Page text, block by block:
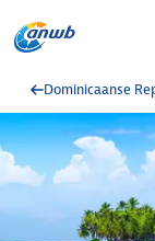
Dominicaanse